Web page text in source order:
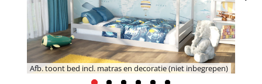
Afb. toont bed incl. matras en decoratie (niet inbegrepen)